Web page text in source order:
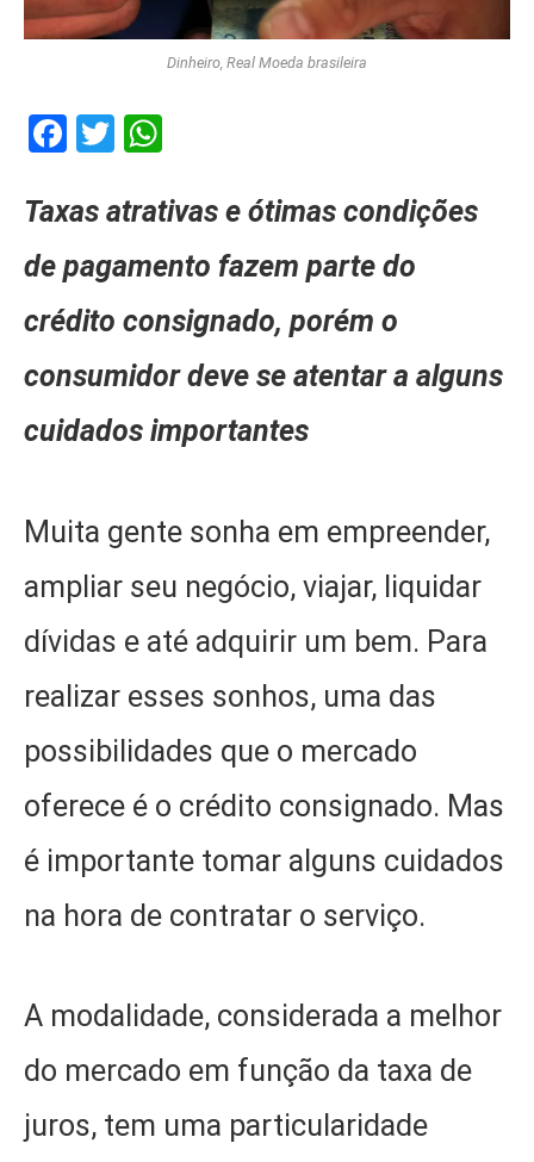
Dinheiro, Real Moeda brasileira
Facebook
Twitter
Taxas atrativas e ótimas condições
de pagamento fazem parte do
crédito consignado, porém o
consumidor deve se atentar a alguns
cuidados importantes
Muita gente sonha em empreender,
ampliar seu negócio, viajar, liquidar
dívidas e até adquirir um bem. Para
realizar esses sonhos, uma das
possibilidades que o mercado
oferece é o crédito consignado. Mas
é importante tomar alguns cuidados
na hora de contratar o serviço.
A modalidade, considerada a melhor
do mercado em função da taxa de
juros, tem uma particularidade